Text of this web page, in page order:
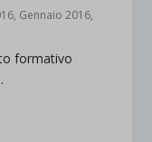
, Gennaio 2016,
formativo